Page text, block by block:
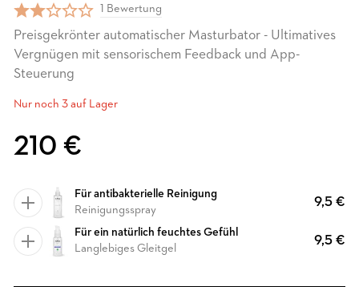
1 Bewertung
Preisgekrönter automatischer Masturbator - Ultimatives
Vergnügen mit sensorischem Feedback und App-
Steuerung
Nur noch 3 auf Lager
210 €
Für antibakterielle Reinigung
Reinigungsspray
9,5 €
Für ein natürlich feuchtes Gefühl
Langlebiges Gleitgel
9,5 €